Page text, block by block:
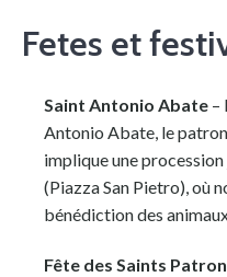
Fetes et
Saint Antonio Abate –
Antonio Abate, le
implique une procession
(Piazza San Pietro), où
bénédiction des
Fête des Saints